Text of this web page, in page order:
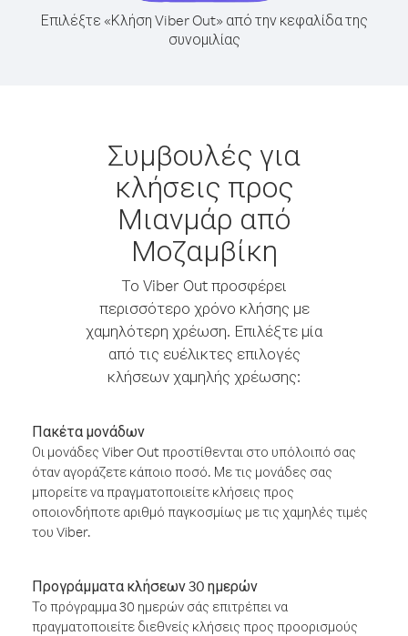
Επιλέξτε «Κλήση Viber Out» από την κεφαλίδα της
συνομιλίας
Συμβουλές για
κλήσεις προς
Μιανμάρ από
Μοζαμβίκη
Το Viber Out προσφέρει
περισσότερο χρόνο κλήσης με
χαμηλότερη χρέωση. Επιλέξτε μία
από τις ευέλικτες επιλογές
κλήσεων χαμηλής χρέωσης:
Πακέτα μονάδων
Οι μονάδες Viber Out προστίθενται στο υπόλοιπό σας
όταν αγοράζετε κάποιο ποσό. Με τις μονάδες σας
μπορείτε να πραγματοποιείτε κλήσεις προς
οποιονδήποτε αριθμό παγκοσμίως με τις χαμηλές τιμές
του Viber.
Προγράμματα κλήσεων 30 ημερών
Το πρόγραμμα 30 ημερών σάς επιτρέπει να
πραγματοποιείτε διεθνείς κλήσεις προς προορισμούς